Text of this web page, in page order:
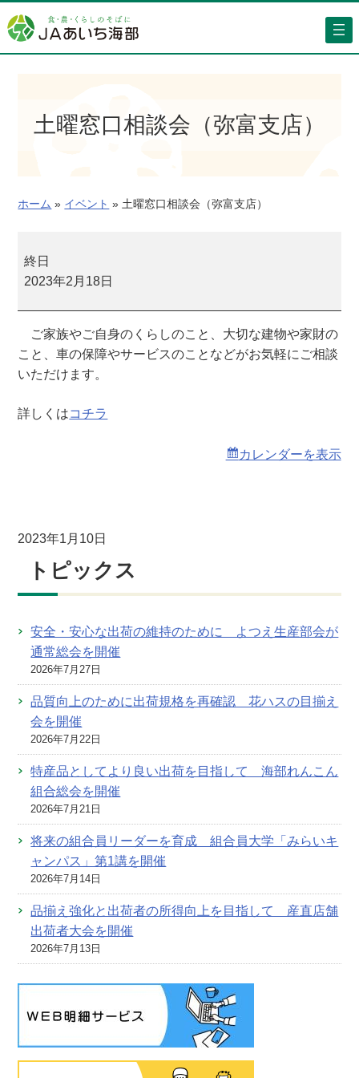
容
を
土曜窓口相談会（弥富支店）
ホーム » イベント » 土曜窓口相談会（弥富支店）
曜
窓
会
（
富
終日
2023年2月18日
ご家族やご自身のくらしのこと、大切な建物や家財の
こと、車の保障やサービスのことなどがお気軽にご相談
いただけます。
詳しくはコチラ
カレンダーを表示
2023年1月10日
トピックス
安全・安心な出荷の維持のために よつえ生産部会が
通常総会を開催
2026年7月27日
品質向上のために出荷規格を再確認 花ハスの目揃え
会を開催
2026年7月22日
特産品としてより良い出荷を目指して 海部れんこん
組合総会を開催
2026年7月21日
将来の組合員リーダーを育成 組合員大学「みらいキ
ャンパス」第1講を開催
2026年7月14日
品揃え強化と出荷者の所得向上を目指して 産直店舗
出荷者大会を開催
2026年7月13日